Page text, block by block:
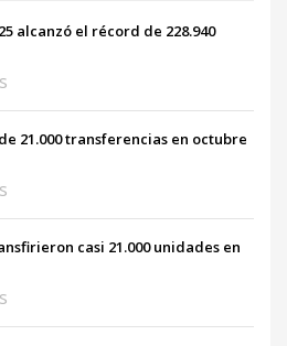
alcanzó el récord de 228.940
21.000 transferencias en octubre
casi 21.000 unidades en